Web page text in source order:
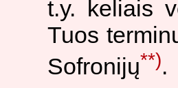
t.y. keliais
Tuos
Sofronijų**).